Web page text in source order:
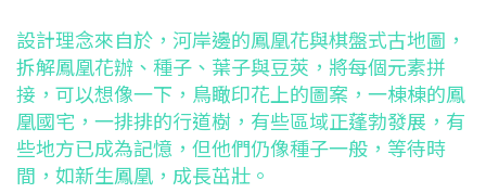
設計理念來自於，河岸邊的鳳凰花與棋盤式古地圖，
拆解鳳凰花辦、種子、葉子與豆莢，將每個元素拼
接，可以想像一下，鳥瞰印花上的圖案，一棟棟的鳳
凰國宅，一排排的行道樹，有些區域正蓬勃發展，有
些地方已成為記憶，但他們仍像種子一般，等待時
間，如新生鳳凰，成長茁壯。